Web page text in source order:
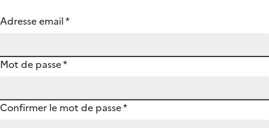
Adresse email*
Mot de passe*
Confirmer le mot de passe*